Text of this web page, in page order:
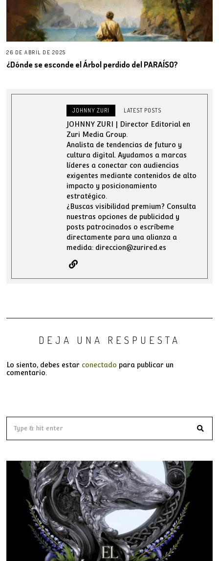
26 DE ABRIL DE 2025
¿Dónde se esconde el Árbol perdido del PARAÍSO?
JOHNNY ZURI LATEST POSTS
JOHNNY ZURI | Director Editorial en
Zuri Media Group.
Analista de tendencias de futuro y
cultura digital. Ayudamos a marcas
líderes a conectar con audiencias
exigentes mediante contenidos de alto
impacto y posicionamiento
estratégico.
¿Buscas visibilidad premium? Consulta
nuestras opciones de publicidad y
posts patrocinados o escríbeme
directamente para una alianza a
medida: direccion@zurired.es
DEJA UNA RESPUESTA
Lo siento, debes estar conectado para publicar un
comentario.